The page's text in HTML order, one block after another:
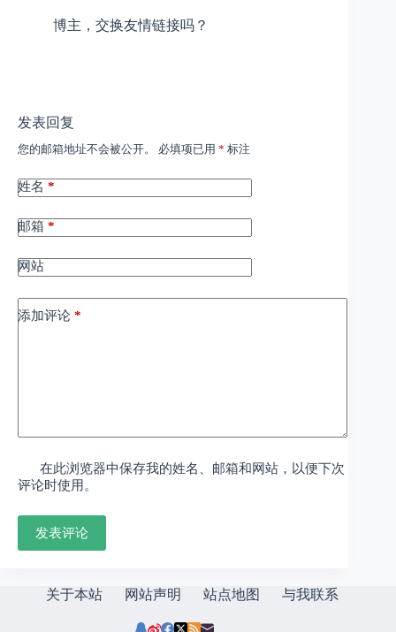
博主，交换友情链接吗？
发表回复
您的邮箱地址不会被公开。 必填项已用 * 标注
姓名 *
邮箱 *
网站
添加评论 *
在此浏览器中保存我的姓名、邮箱和网站，以便下次
评论时使用。
发表评论
关于本站 网站声明 站点地图 与我联系